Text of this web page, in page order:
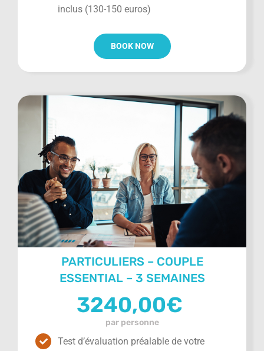
inclus (130-150 euros)
BOOK NOW
PARTICULIERS – COUPLE
ESSENTIAL – 3 SEMAINES
3240,00€
par personne
Test d’évaluation préalable de votre